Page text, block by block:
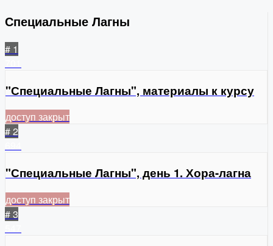
Специальные Лагны
# 1
"Специальные Лагны", материалы к курсу
доступ закрыт
# 2
"Специальные Лагны", день 1. Хора-лагна
доступ закрыт
# 3